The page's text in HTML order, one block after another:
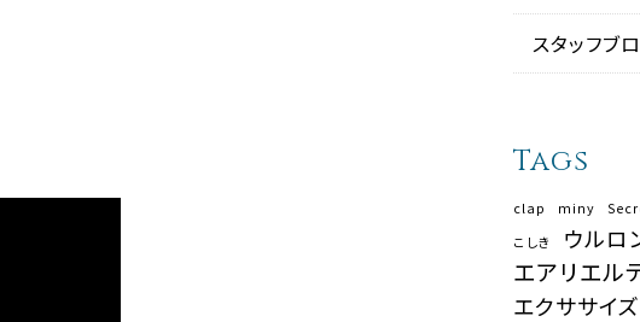
スタッフブ
Tags
clap miny
こしき ウルロ
エアリエル
エクササイズ